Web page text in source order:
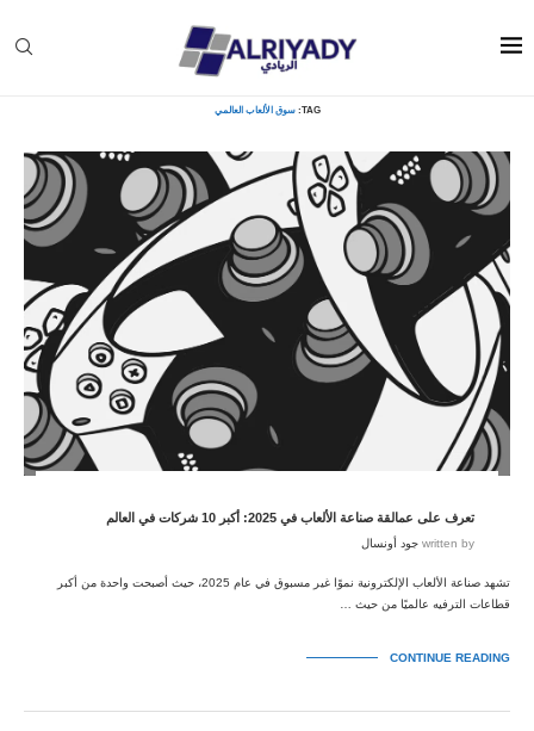
TAG: سوق الألعاب العالمي
تعرف على عمالقة صناعة الألعاب في 2025: أكبر 10 شركات في العالم
written by جود أونسال
تشهد صناعة الألعاب الإلكترونية نموًا غير مسبوق في عام 2025، حيث أصبحت واحدة من أكبر
قطاعات الترفيه عالميًا من حيث …
CONTINUE READING